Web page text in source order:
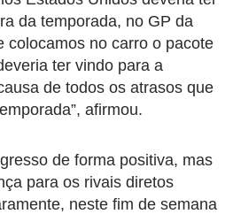
da temporada, no GP da
colocamos no carro o pacote
ter vindo para a
de todos os atrasos que
afirmou.
de forma positiva, mas
para os rivais diretos
neste fim de semana